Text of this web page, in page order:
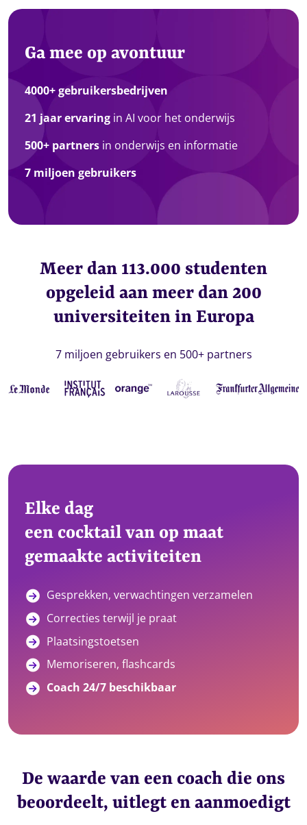
Ga mee op avontuur
4000+ gebruikersbedrijven
21 jaar ervaring in AI voor het onderwijs
500+ partners in onderwijs en informatie
7 miljoen gebruikers
Meer dan 113.000 studenten
opgeleid aan meer dan 200
universiteiten in Europa
7 miljoen gebruikers en 500+ partners
Elke dag
een cocktail van op maat
gemaakte activiteiten
Gesprekken, verwachtingen verzamelen
Correcties terwijl je praat
Plaatsingstoetsen
Memoriseren, flashcards
Coach 24/7 beschikbaar
De waarde van een coach die ons
beoordeelt, uitlegt en aanmoedigt